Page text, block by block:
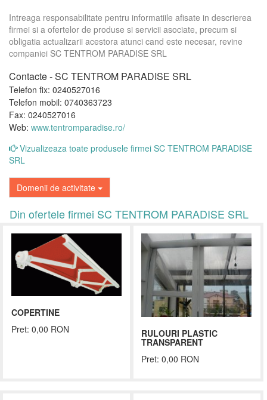
Intreaga responsabilitate pentru informatiile afisate in descrierea
firmei si a ofertelor de produse si servicii asociate, precum si
obligatia actualizarii acestora atunci cand este necesar, revine
companiei SC TENTROM PARADISE SRL
Contacte - SC TENTROM PARADISE SRL
Telefon fix: 0240527016
Telefon mobil: 0740363723
Fax: 0240527016
Web: www.tentromparadise.ro/
Vizualizeaza toate produsele firmei SC TENTROM PARADISE
SRL
Domenii de activitate
Din ofertele firmei SC TENTROM PARADISE SRL
COPERTINE
Pret: 0,00 RON
RULOURI PLASTIC
TRANSPARENT
Pret: 0,00 RON